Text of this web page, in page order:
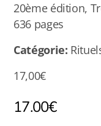
20ème édition,
636 pages
Catégorie:
17,00€
17.00€